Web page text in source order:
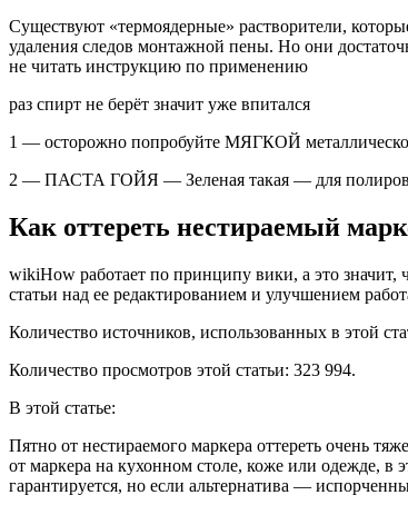
Существуют «термоядерные» растворители,
удаления следов монтажной пены. Но они
не читать инструкцию по применению
раз спирт не берёт значит уже впитался
1 — осторожно попробуйте МЯГКОЙ
2 — ПАСТА ГОЙЯ — Зеленая такая — для
Как оттереть нестираемый
wikiHow работает по принципу вики, а это
статьи над ее редактированием и улучшением
Количество источников, использованных в этой
Количество просмотров этой статьи: 323 994.
В этой статье:
Пятно от нестираемого маркера оттереть очень
от маркера на кухонном столе, коже или одежде, в
гарантируется, но если альтернатива —